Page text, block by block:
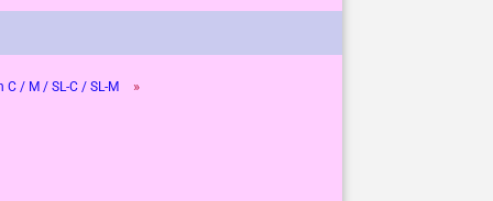
C / M / SL-C / SL-M »